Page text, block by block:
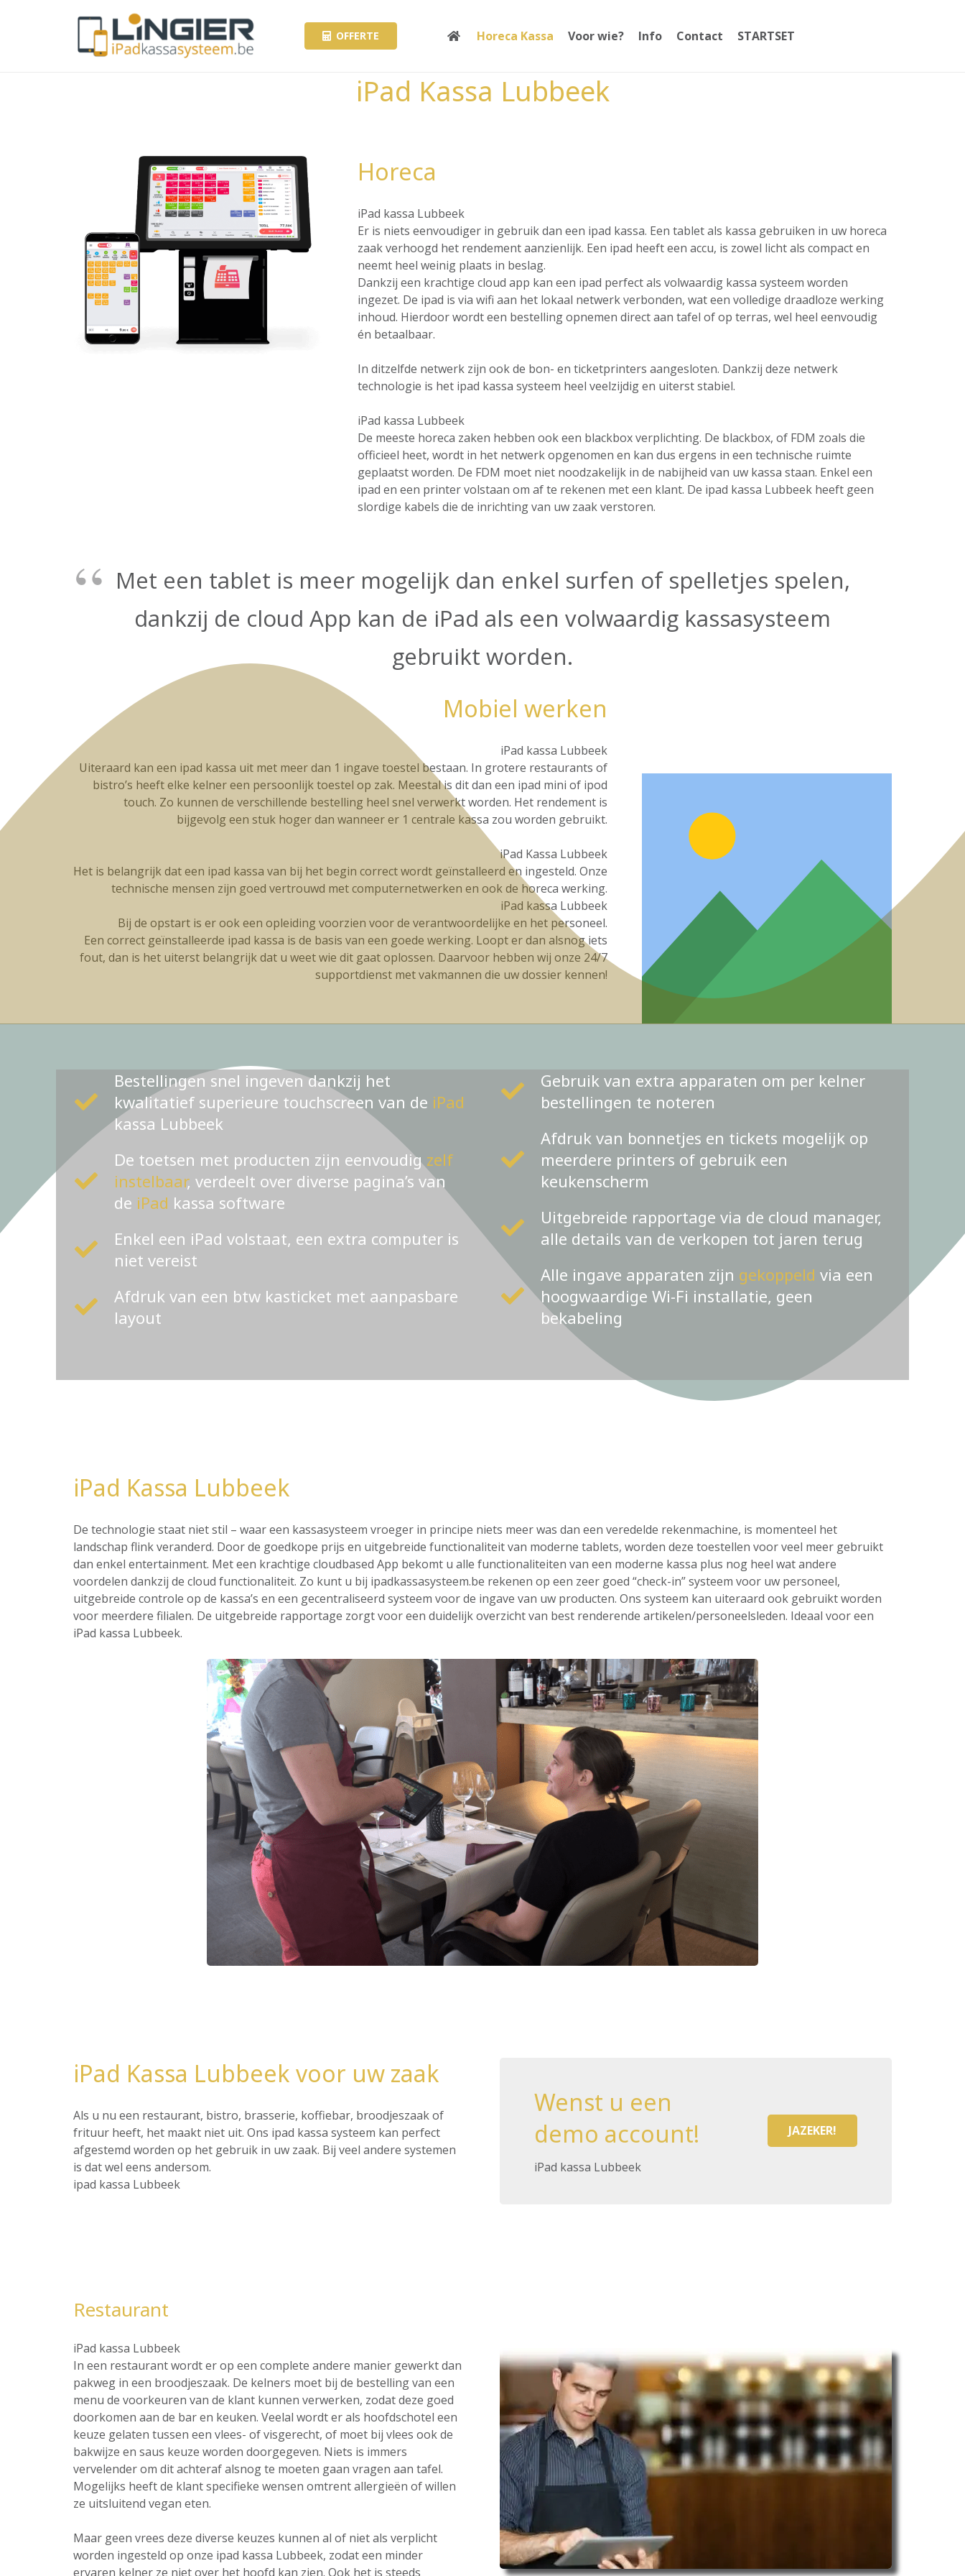
OFFERTE Horeca Kassa Voor wie? Info Contact STARTSET
iPad Kassa Lubbeek
Horeca
iPad kassa Lubbeek
Er is niets eenvoudiger in gebruik dan een ipad kassa. Een tablet als kassa gebruiken in uw horeca
zaak verhoogd het rendement aanzienlijk. Een ipad heeft een accu, is zowel licht als compact en
neemt heel weinig plaats in beslag.
Dankzij een krachtige cloud app kan een ipad perfect als volwaardig kassa systeem worden
ingezet. De ipad is via wifi aan het lokaal netwerk verbonden, wat een volledige draadloze werking
inhoud. Hierdoor wordt een bestelling opnemen direct aan tafel of op terras, wel heel eenvoudig
én betaalbaar.
In ditzelfde netwerk zijn ook de bon- en ticketprinters aangesloten. Dankzij deze netwerk
technologie is het ipad kassa systeem heel veelzijdig en uiterst stabiel.
iPad kassa Lubbeek
De meeste horeca zaken hebben ook een blackbox verplichting. De blackbox, of FDM zoals die
officieel heet, wordt in het netwerk opgenomen en kan dus ergens in een technische ruimte
geplaatst worden. De FDM moet niet noodzakelijk in de nabijheid van uw kassa staan. Enkel een
ipad en een printer volstaan om af te rekenen met een klant. De ipad kassa Lubbeek heeft geen
slordige kabels die de inrichting van uw zaak verstoren.
Met een tablet is meer mogelijk dan enkel surfen of spelletjes spelen,
dankzij de cloud App kan de iPad als een volwaardig kassasysteem
gebruikt worden.
Mobiel werken
iPad kassa Lubbeek
Uiteraard kan een ipad kassa uit met meer dan 1 ingave toestel bestaan. In grotere restaurants of
bistro’s heeft elke kelner een persoonlijk toestel op zak. Meestal is dit dan een ipad mini of ipod
touch. Zo kunnen de verschillende bestelling heel snel verwerkt worden. Het rendement is
bijgevolg een stuk hoger dan wanneer er 1 centrale kassa zou worden gebruikt.
iPad Kassa Lubbeek
Het is belangrijk dat een ipad kassa van bij het begin correct wordt geïnstalleerd en ingesteld. Onze
technische mensen zijn goed vertrouwd met computernetwerken en ook de horeca werking.
iPad kassa Lubbeek
Bij de opstart is er ook een opleiding voorzien voor de verantwoordelijke en het personeel.
Een correct geïnstalleerde ipad kassa is de basis van een goede werking. Loopt er dan alsnog iets
fout, dan is het uiterst belangrijk dat u weet wie dit gaat oplossen. Daarvoor hebben wij onze 24/7
supportdienst met vakmannen die uw dossier kennen!
Bestellingen snel ingeven dankzij het
kwalitatief superieure touchscreen van de iPad
kassa Lubbeek
De toetsen met producten zijn eenvoudigzelf
instelbaar, verdeelt over diverse pagina’s van
de iPad kassa software
Enkel een iPad volstaat, een extra computer is
niet vereist
Afdruk van een btw kasticket met aanpasbare
layout
Gebruik van extra apparaten om per kelner
bestellingen te noteren
Afdruk van bonnetjes en tickets mogelijk op
meerdere printers of gebruik een
keukenscherm
Uitgebreide rapportage via de cloud manager,
alle details van de verkopen tot jaren terug
Alle ingave apparaten zijn gekoppeld via een
hoogwaardige Wi-Fi installatie, geen
bekabeling
iPad Kassa Lubbeek
De technologie staat niet stil – waar een kassasysteem vroeger in principe niets meer was dan een veredelde rekenmachine, is momenteel het
landschap flink veranderd. Door de goedkope prijs en uitgebreide functionaliteit van moderne tablets, worden deze toestellen voor veel meer gebruikt
dan enkel entertainment. Met een krachtige cloudbased App bekomt u alle functionaliteiten van een moderne kassa plus nog heel wat andere
voordelen dankzij de cloud functionaliteit. Zo kunt u bij ipadkassasysteem.be rekenen op een zeer goed “check-in” systeem voor uw personeel,
uitgebreide controle op de kassa’s en een gecentraliseerd systeem voor de ingave van uw producten. Ons systeem kan uiteraard ook gebruikt worden
voor meerdere filialen. De uitgebreide rapportage zorgt voor een duidelijk overzicht van best renderende artikelen/personeelsleden. Ideaal voor een
iPad kassa Lubbeek.
iPad Kassa Lubbeek voor uw zaak
Als u nu een restaurant, bistro, brasserie, koffiebar, broodjeszaak of
frituur heeft, het maakt niet uit. Ons ipad kassa systeem kan perfect
afgestemd worden op het gebruik in uw zaak. Bij veel andere systemen
is dat wel eens andersom.
ipad kassa Lubbeek
Wenst u een
demo account!
iPad kassa Lubbeek
JAZEKER!
Restaurant
iPad kassa Lubbeek
In een restaurant wordt er op een complete andere manier gewerkt dan
pakweg in een broodjeszaak. De kelners moet bij de bestelling van een
menu de voorkeuren van de klant kunnen verwerken, zodat deze goed
doorkomen aan de bar en keuken. Veelal wordt er als hoofdschotel een
keuze gelaten tussen een vlees- of visgerecht, of moet bij vlees ook de
bakwijze en saus keuze worden doorgegeven. Niets is immers
vervelender om dit achteraf alsnog te moeten gaan vragen aan tafel.
Mogelijks heeft de klant specifieke wensen omtrent allergieën of willen
ze uitsluitend vegan eten.
Maar geen vrees deze diverse keuzes kunnen al of niet als verplicht
worden ingesteld op onze ipad kassa Lubbeek, zodat een minder
ervaren kelner ze niet over het hoofd kan zien. Ook het is steeds